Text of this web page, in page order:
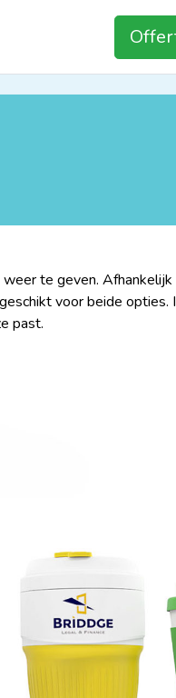
te geven.
voor beide opties.
past.